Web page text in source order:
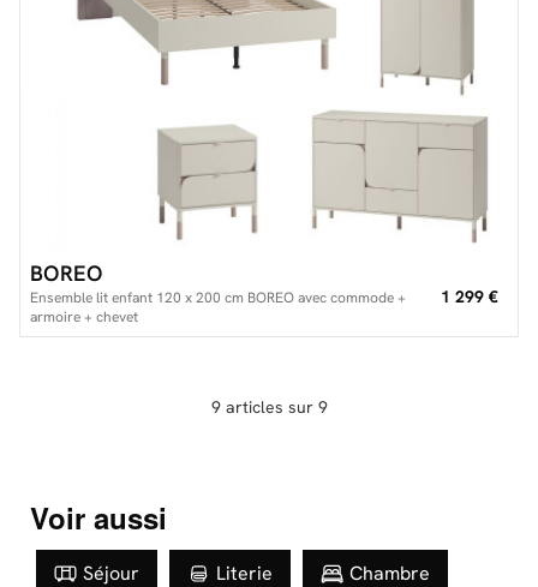
BOREO
Ensemble lit enfant 120 x 200 cm BOREO avec commode +
armoire + chevet
1 299 €
9 articles sur 9
Voir aussi
Séjour Literie Chambre